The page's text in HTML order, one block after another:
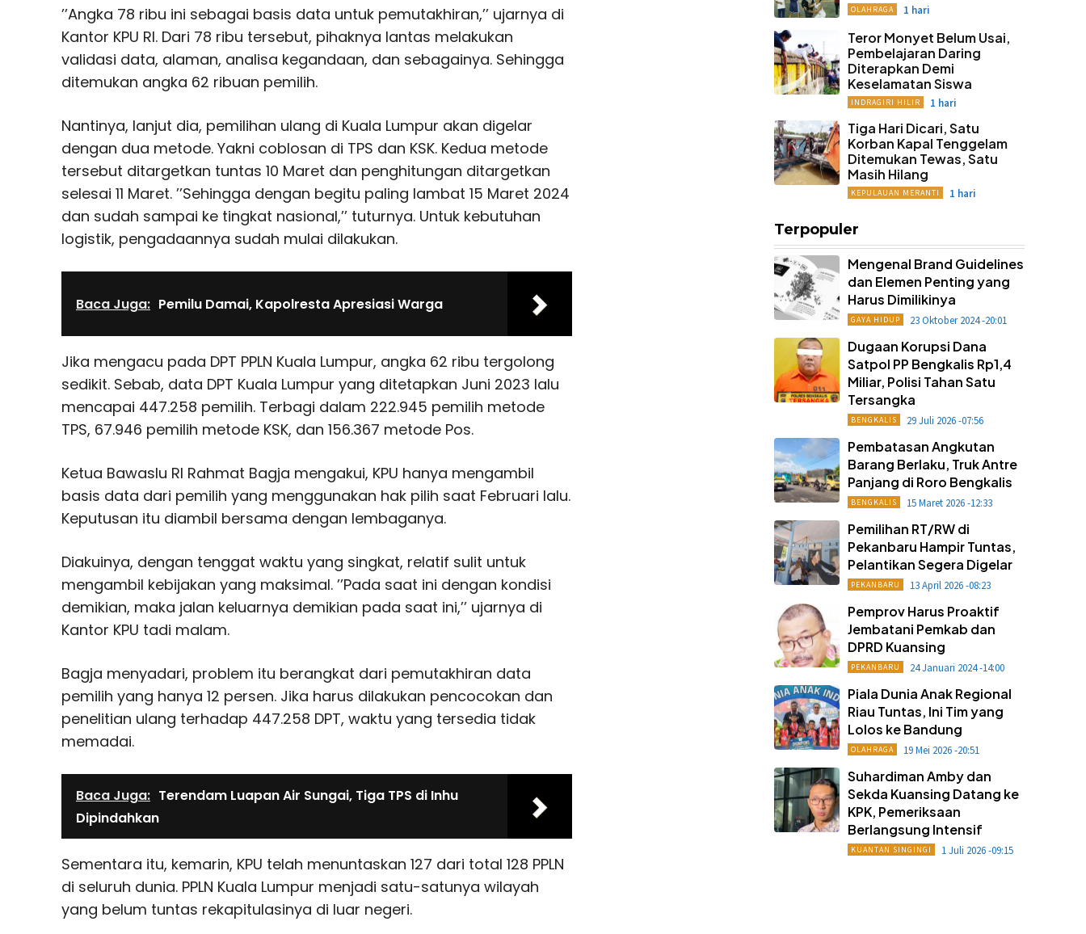
’’Angka 78 ribu ini sebagai basis data untuk pemutakhiran,’’ ujarnya di
Kantor KPU RI. Dari 78 ribu tersebut, pihaknya lantas melakukan
validasi data, alaman, analisa kegandaan, dan sebagainya. Sehingga
ditemukan angka 62 ribuan pemilih.
Nantinya, lanjut dia, pemilihan ulang di Kuala Lumpur akan digelar
dengan dua metode. Yakni coblosan di TPS dan KSK. Kedua metode
tersebut ditargetkan tuntas 10 Maret dan penghitungan ditargetkan
selesai 11 Maret. ’’Sehingga dengan begitu paling lambat 15 Maret 2024
dan sudah sampai ke tingkat nasional,’’ tuturnya. Untuk kebutuhan
logistik, pengadaannya sudah mulai dilakukan.
Baca Juga: Pemilu Damai, Kapolresta Apresiasi Warga
Jika mengacu pada DPT PPLN Kuala Lumpur, angka 62 ribu tergolong
sedikit. Sebab, data DPT Kuala Lumpur yang ditetapkan Juni 2023 lalu
mencapai 447.258 pemilih. Terbagi dalam 222.945 pemilih metode
TPS, 67.946 pemilih metode KSK, dan 156.367 metode Pos.
Ketua Bawaslu RI Rahmat Bagja mengakui, KPU hanya mengambil
basis data dari pemilih yang menggunakan hak pilih saat Februari lalu.
Keputusan itu diambil bersama dengan lembaganya.
Diakuinya, dengan tenggat waktu yang singkat, relatif sulit untuk
mengambil kebijakan yang maksimal. ’’Pada saat ini dengan kondisi
demikian, maka jalan keluarnya demikian pada saat ini,’’ ujarnya di
Kantor KPU tadi malam.
Bagja menyadari, problem itu berangkat dari pemutakhiran data
pemilih yang hanya 12 persen. Jika harus dilakukan pencocokan dan
penelitian ulang terhadap 447.258 DPT, waktu yang tersedia tidak
memadai.
Baca Juga: Terendam Luapan Air Sungai, Tiga TPS di Inhu
Dipindahkan
Sementara itu, kemarin, KPU telah menuntaskan 127 dari total 128 PPLN
di seluruh dunia. PPLN Kuala Lumpur menjadi satu-satunya wilayah
yang belum tuntas rekapitulasinya di luar negeri.
OLAHRAGA 1 hari
Teror Monyet Belum Usai,
Pembelajaran Daring
Diterapkan Demi
Keselamatan Siswa
INDRAGIRI HILIR 1 hari
Tiga Hari Dicari, Satu
Korban Kapal Tenggelam
Ditemukan Tewas, Satu
Masih Hilang
KEPULAUAN MERANTI 1 hari
Terpopuler
Mengenal Brand Guidelines
dan Elemen Penting yang
Harus Dimilikinya
GAYA HIDUP 23 Oktober 2024 -20:01
Dugaan Korupsi Dana
Satpol PP Bengkalis Rp1,4
Miliar, Polisi Tahan Satu
Tersangka
BENGKALIS 29 Juli 2026 -07:56
Pembatasan Angkutan
Barang Berlaku, Truk Antre
Panjang di Roro Bengkalis
BENGKALIS 15 Maret 2026 -12:33
Pemilihan RT/RW di
Pekanbaru Hampir Tuntas,
Pelantikan Segera Digelar
PEKANBARU 13 April 2026 -08:23
Pemprov Harus Proaktif
Jembatani Pemkab dan
DPRD Kuansing
PEKANBARU 24 Januari 2024 -14:00
Piala Dunia Anak Regional
Riau Tuntas, Ini Tim yang
Lolos ke Bandung
OLAHRAGA 19 Mei 2026 -20:51
Suhardiman Amby dan
Sekda Kuansing Datang ke
KPK, Pemeriksaan
Berlangsung Intensif
KUANTAN SINGINGI 1 Juli 2026 -09:15